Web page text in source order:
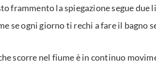
frammento la spiegazione segue due
se ogni giorno ti rechi a fare il bagno
scorre nel fiume è in continuo